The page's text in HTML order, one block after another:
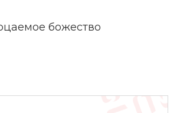
божество